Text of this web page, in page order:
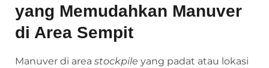
yang Memudahkan Manuver
di Area Sempit
Manuver di area stockpile yang padat atau lokasi